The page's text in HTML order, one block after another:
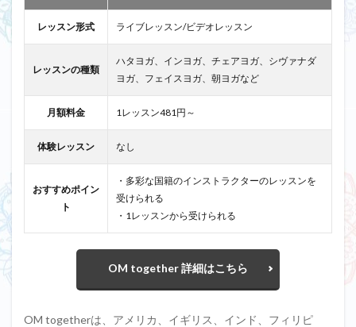
レッスン形式 ライブレッスン/ビデオレッスン
レッスンの種類
ハタヨガ、インヨガ、チェアヨガ、シヴァナダ
ヨガ、フェイスヨガ、朝ヨガなど
月額料金 1レッスン481円～
体験レッスン なし
おすすめポイン
ト
・多彩な国籍のインストラクターのレッスンを
受けられる
・1レッスンから受けられる
OM together 詳細はこちら
OM togetherは、アメリカ、イギリス、インド、フィリピ